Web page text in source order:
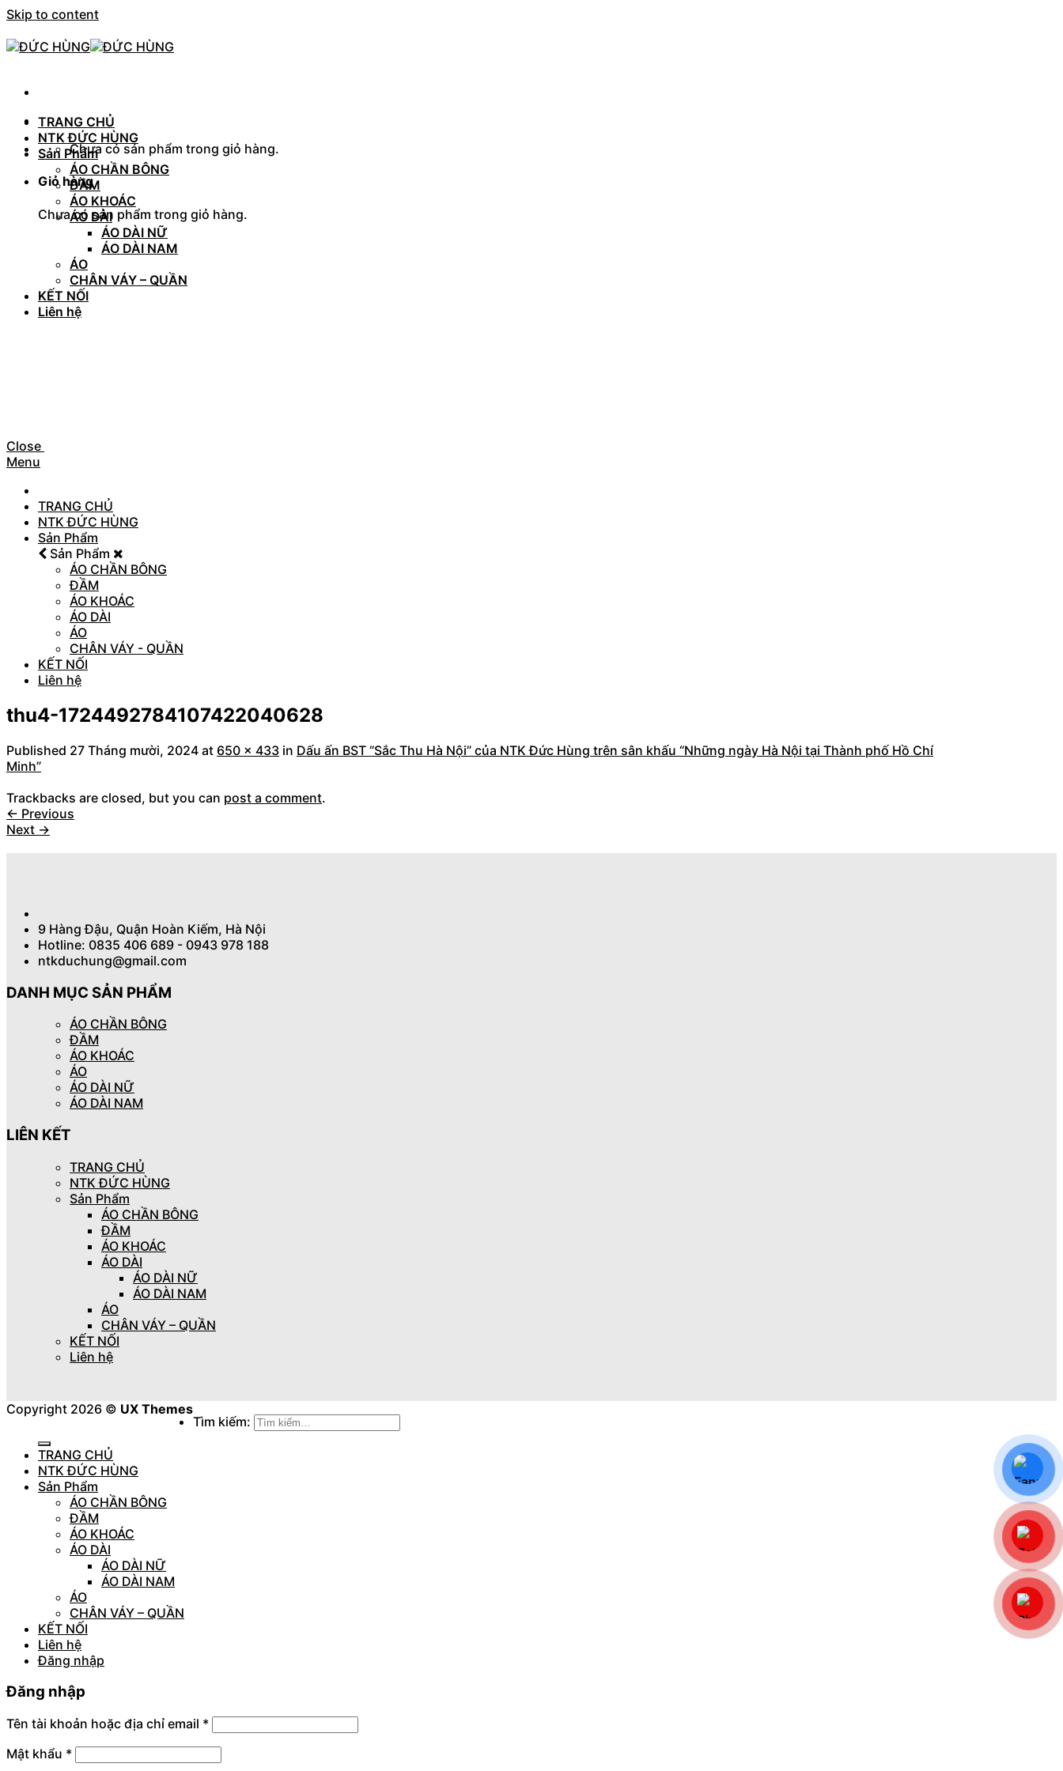
Skip to content
Chưa có sản phẩm trong giỏ hàng.
Giỏ hàng
Chưa có sản phẩm trong giỏ hàng.
TRANG CHỦ
NTK ĐỨC HÙNG
Sản Phẩm
ÁO CHẦN BÔNG
ĐẦM
ÁO KHOÁC
ÁO DÀI
ÁO DÀI NỮ
ÁO DÀI NAM
ÁO
CHÂN VÁY – QUẦN
KẾT NỐI
Liên hệ
Close
Menu
TRANG CHỦ
NTK ĐỨC HÙNG
Sản Phẩm
Sản Phẩm
ÁO CHẦN BÔNG
ĐẦM
ÁO KHOÁC
ÁO DÀI
ÁO
CHÂN VÁY - QUẦN
KẾT NỐI
Liên hệ
thu4-1724492784107422040628
Published 27 Tháng mười, 2024 at 650 × 433 in Dấu ấn BST “Sắc Thu Hà Nội” của NTK Đức Hùng trên sân khấu “Những ngày Hà Nội tại Thành phố Hồ Chí
Minh”
Trackbacks are closed, but you can post a comment.
← Previous
Next →
9 Hàng Đậu, Quận Hoàn Kiếm, Hà Nội
Hotline: 0835 406 689 - 0943 978 188
ntkduchung@gmail.com
DANH MỤC SẢN PHẨM
ÁO CHẦN BÔNG
ĐẦM
ÁO KHOÁC
ÁO
ÁO DÀI NỮ
ÁO DÀI NAM
LIÊN KẾT
TRANG CHỦ
NTK ĐỨC HÙNG
Sản Phẩm
ÁO CHẦN BÔNG
ĐẦM
ÁO KHOÁC
ÁO DÀI
ÁO DÀI NỮ
ÁO DÀI NAM
ÁO
CHÂN VÁY – QUẦN
KẾT NỐI
Liên hệ
Copyright 2026 © UX Themes
Tìm kiếm:
TRANG CHỦ
NTK ĐỨC HÙNG
Sản Phẩm
ÁO CHẦN BÔNG
ĐẦM
ÁO KHOÁC
ÁO DÀI
ÁO DÀI NỮ
ÁO DÀI NAM
ÁO
CHÂN VÁY – QUẦN
KẾT NỐI
Liên hệ
Đăng nhập
Đăng nhập
Tên tài khoản hoặc địa chỉ email *
Mật khẩu *